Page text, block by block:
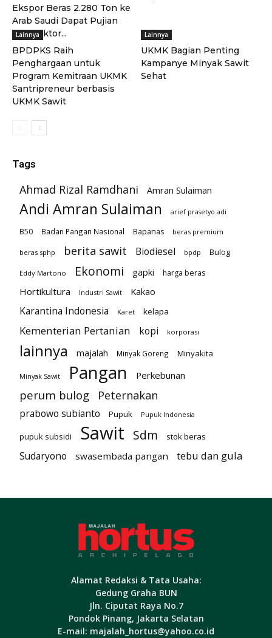
Ekspor Beras 2.280 Ton ke
Arab Saudi Dapat Pujian
dari Rektor...
Lainnya
BPDPKS Raih
Penghargaan untuk
Program Kemitraan UKMK
Santripreneur berbasis
UKMK Sawit
Lainnya
UKMK Bagian Penting
Kampanye Minyak Sawit
Sehat
Tags
Ahmad Rizal Ramdhani Amran Sulaiman
Andi Amran Sulaiman arief prasetyo adi
B50 Badan Pangan Nasional Bapanas beras premium
beras sphp berita sawit Biodiesel bpdp Bulog
Eddy Martono Ekonomi gapki harga beras
Hortikultura Industri Sawit Kakao
Karantina Indonesia Karet kelapa
Kementerian Pertanian kopi korporasi
lainnya majalah Minyak Goreng Minyakita
Minyak Sawit Pangan Perkebunan
perum bulog Peternakan
prabowo subianto Pupuk Pupuk Indonesia
pupuk subsidi Sawit Sdm stok beras
Sudaryono swasembada pangan tebu dan gula
Alamat Redaksi & Tata Usaha:
Gedung Graha BUN
Jln. Ciputat Raya No.7
Pondok Pinang, Jakarta Selatan
E-mail: majalah_hortus@yahoo.co.id